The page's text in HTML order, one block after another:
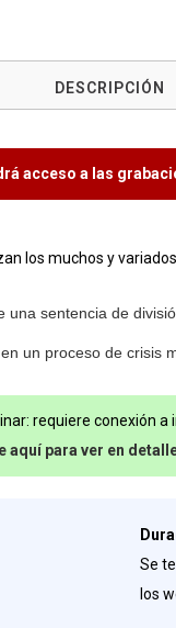
DESCRIPCIÓN
acceso a las
los muchos y
sentencia de
un proceso de crisis
requiere conexión
aquí para ver en
Se
los